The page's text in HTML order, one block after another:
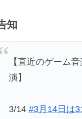
知
【直近のゲーム
演】
3/14 #3月14日は